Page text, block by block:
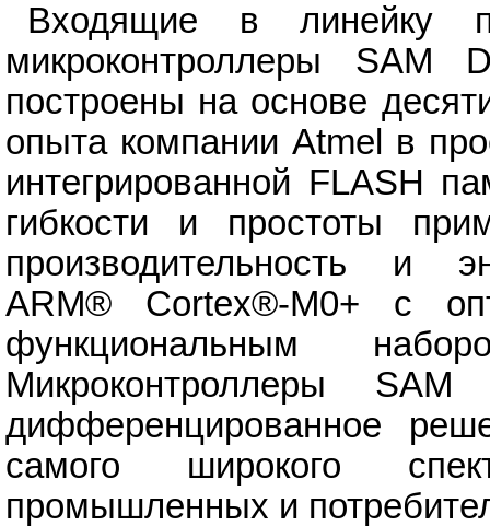
Входящие в линейку
микроконтроллеры
построены на основе
опыта компании Atmel в
интегрированной FLASH
гибкости и простоты
производительность и
ARM® Cortex®-M0+ с
функциональным
Микроконтроллеры
дифференцированное
самого широкого
промышленных и